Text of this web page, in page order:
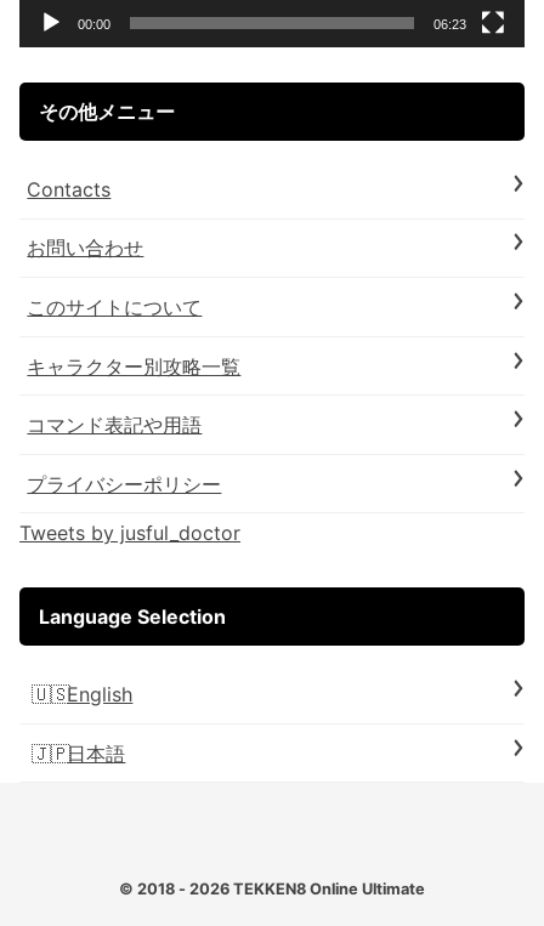
00:00 06:23
その他メニュー
Contacts
お問い合わせ
このサイトについて
キャラクター別攻略一覧
コマンド表記や用語
プライバシーポリシー
Tweets by jusful_doctor
Language Selection
English
日本語
© 2018 - 2026 TEKKEN8 Online Ultimate